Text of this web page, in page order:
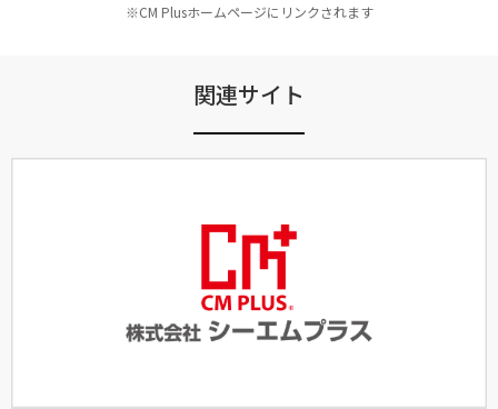
※CM Plusホームページにリンクされます
関連サイト